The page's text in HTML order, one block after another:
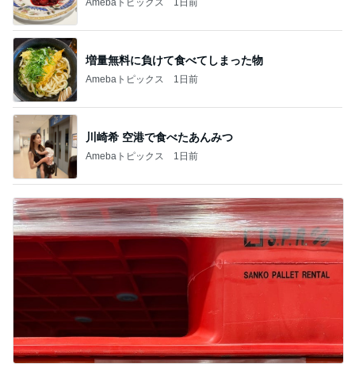
増量無料に負けて食べてしまった物
Amebaトピックス 1日前
川崎希 空港で食べたあんみつ
Amebaトピックス 1日前